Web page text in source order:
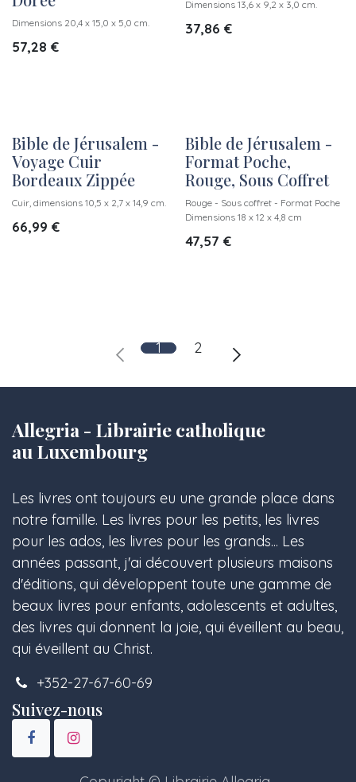
Dimensions 20,4 x 15,0 x 5,0 cm.
57,28 €
Dimensions 13,6 x 9,2 x 3,0 cm.
37,86 €
Bible de Jérusalem -
Voyage Cuir
Bordeaux Zippée
Cuir, dimensions 10,5 x 2,7 x 14,9 cm.
66,99 €
Bible de Jérusalem -
Format Poche,
Rouge, Sous Coffret
Rouge - Sous coffret - Format Poche
Dimensions 18 x 12 x 4,8 cm
47,57 €
1 2
Allegria - Librairie catholique
au Luxembourg
Les livres ont toujours eu une grande place dans
notre famille. Les livres pour les petits, les livres
pour les ados, les livres pour les grands... Les
années passant, j'ai découvert plusieurs maisons
d'éditions, qui développent toute une gamme de
beaux livres pour enfants, adolescents et adultes,
des livres qui donnent la joie, qui éveillent au beau,
qui éveillent au Christ.
+352-27-67-60-69
Suivez-nous